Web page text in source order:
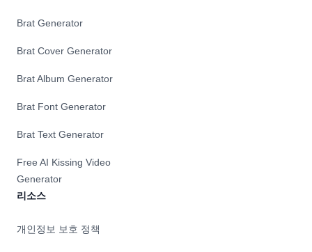
Brat Generator
Brat Cover Generator
Brat Album Generator
Brat Font Generator
Brat Text Generator
Free AI Kissing Video
Generator
리소스
개인정보 보호 정책